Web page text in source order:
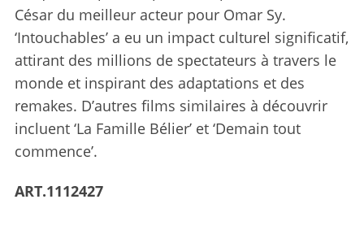
César du meilleur acteur pour Omar Sy.
‘Intouchables’ a eu un impact culturel significatif,
attirant des millions de spectateurs à travers le
monde et inspirant des adaptations et des
remakes. D’autres films similaires à découvrir
incluent ‘La Famille Bélier’ et ‘Demain tout
commence’.
ART.1112427